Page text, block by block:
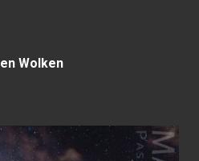
Wolken